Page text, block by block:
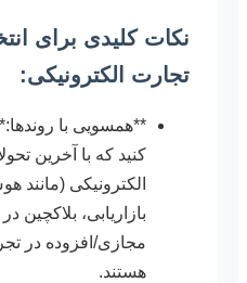
نکات کلیدی برای
تجارت الکترونیکی:
**همسویی با
کنید که با آخرین
الکترونیکی (مانند
بازاریابی، بلاکچین
مجازی/افزوده در
هستند.